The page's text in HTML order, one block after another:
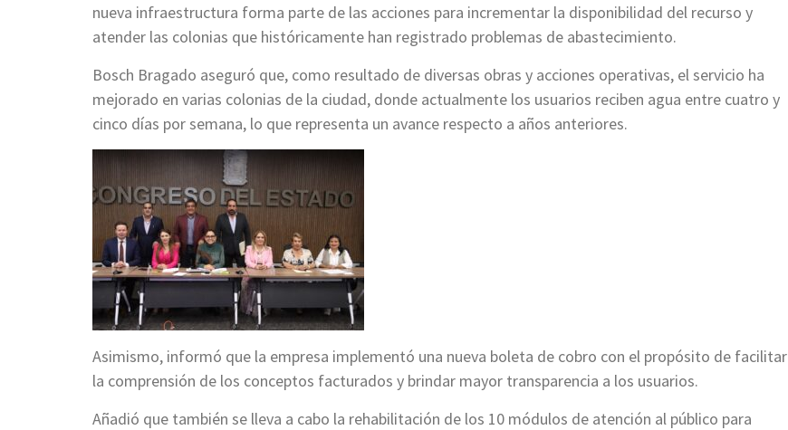
nueva infraestructura forma parte de las acciones para incrementar la disponibilidad del recurso y
atender las colonias que históricamente han registrado problemas de abastecimiento.
Bosch Bragado aseguró que, como resultado de diversas obras y acciones operativas, el servicio ha
mejorado en varias colonias de la ciudad, donde actualmente los usuarios reciben agua entre cuatro y
cinco días por semana, lo que representa un avance respecto a años anteriores.
Asimismo, informó que la empresa implementó una nueva boleta de cobro con el propósito de facilitar
la comprensión de los conceptos facturados y brindar mayor transparencia a los usuarios.
Añadió que también se lleva a cabo la rehabilitación de los 10 módulos de atención al público para